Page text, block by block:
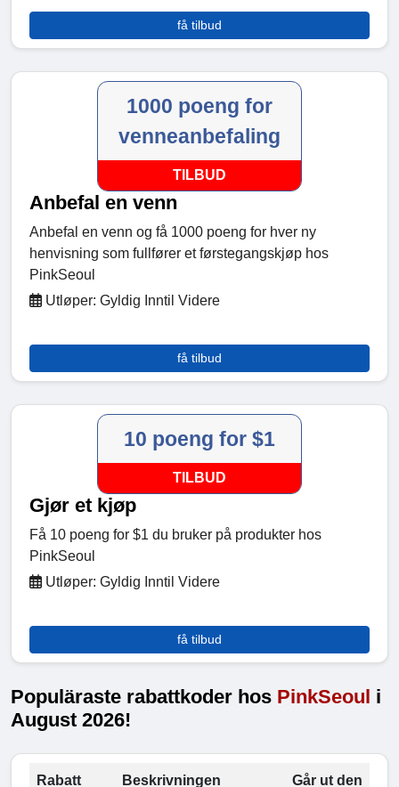
få tilbud
1000 poeng for
venneanbefaling
TILBUD
Anbefal en venn
Anbefal en venn og få 1000 poeng for hver ny
henvisning som fullfører et førstegangskjøp hos
PinkSeoul
Utløper: Gyldig Inntil Videre
få tilbud
10 poeng for $1
TILBUD
Gjør et kjøp
Få 10 poeng for $1 du bruker på produkter hos
PinkSeoul
Utløper: Gyldig Inntil Videre
få tilbud
Populäraste rabattkoder hos PinkSeoul i
August 2026!
Rabatt Beskrivningen Går ut den